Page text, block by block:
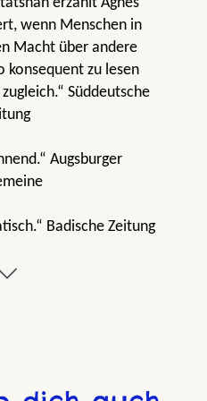
wenn Menschen in
Macht über andere
konsequent zu lesen
Süddeutsche
Augsburger
Badische Zeitung
family